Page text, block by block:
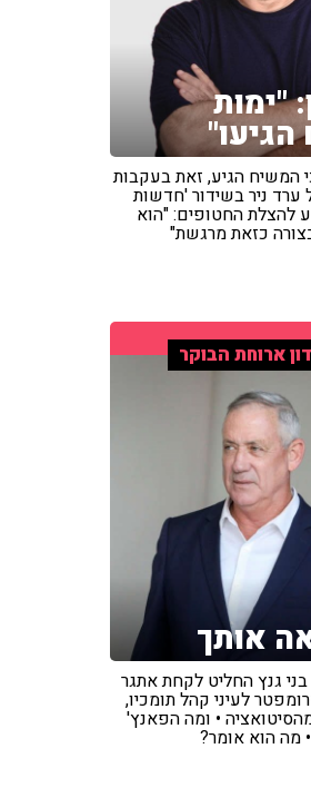
"ימות
המשיח הגיע, זאת בעקבות
ערד ניר בשידור 'חדשות
להצלת החטופים: "הוא
כזאת מרגשת"
ארוחת הבוקר
אותך
בני גנץ החליט לקחת אתגר
לעיני קהל תומכיו,
• ומה הפאנץ'
מה הוא אומר?